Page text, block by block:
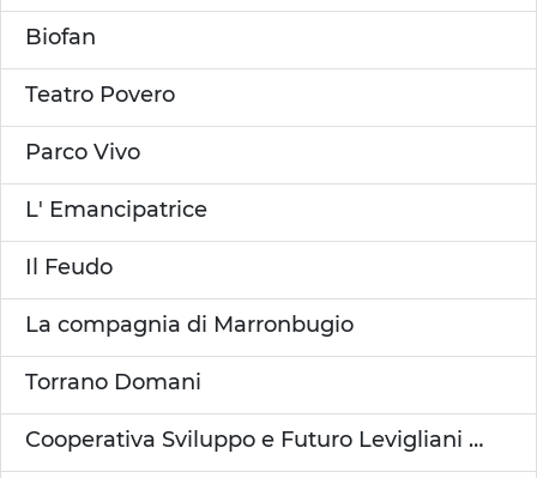
Biofan
Teatro Povero
Parco Vivo
L' Emancipatrice
Il Feudo
La compagnia di Marronbugio
Torrano Domani
Cooperativa Sviluppo e Futuro Levigliani A.R.L.